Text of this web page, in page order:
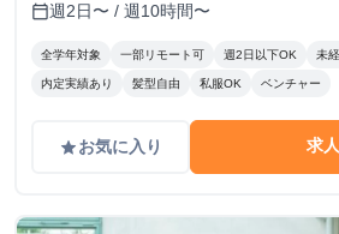
calendar_today週2日〜 / 週10時間〜
全学年対象 一部リモート可 週2日以下OK 未
内定実績あり 髪型自由 私服OK ベンチャー
gradeお気に入り 求